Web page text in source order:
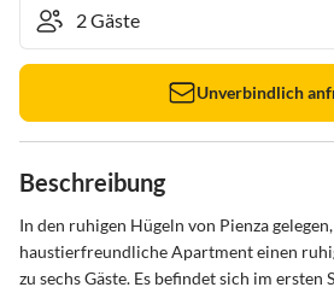
Unverbindlich
Beschreibung
In den ruhigen Hügeln von Pienza
haustierfreundliche Apartment einen
zu sechs Gäste. Es befindet sich im